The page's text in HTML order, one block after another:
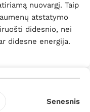
nuovargį. Taip
atstatymo
didesnio, nei
didesne energija.
Senesnis